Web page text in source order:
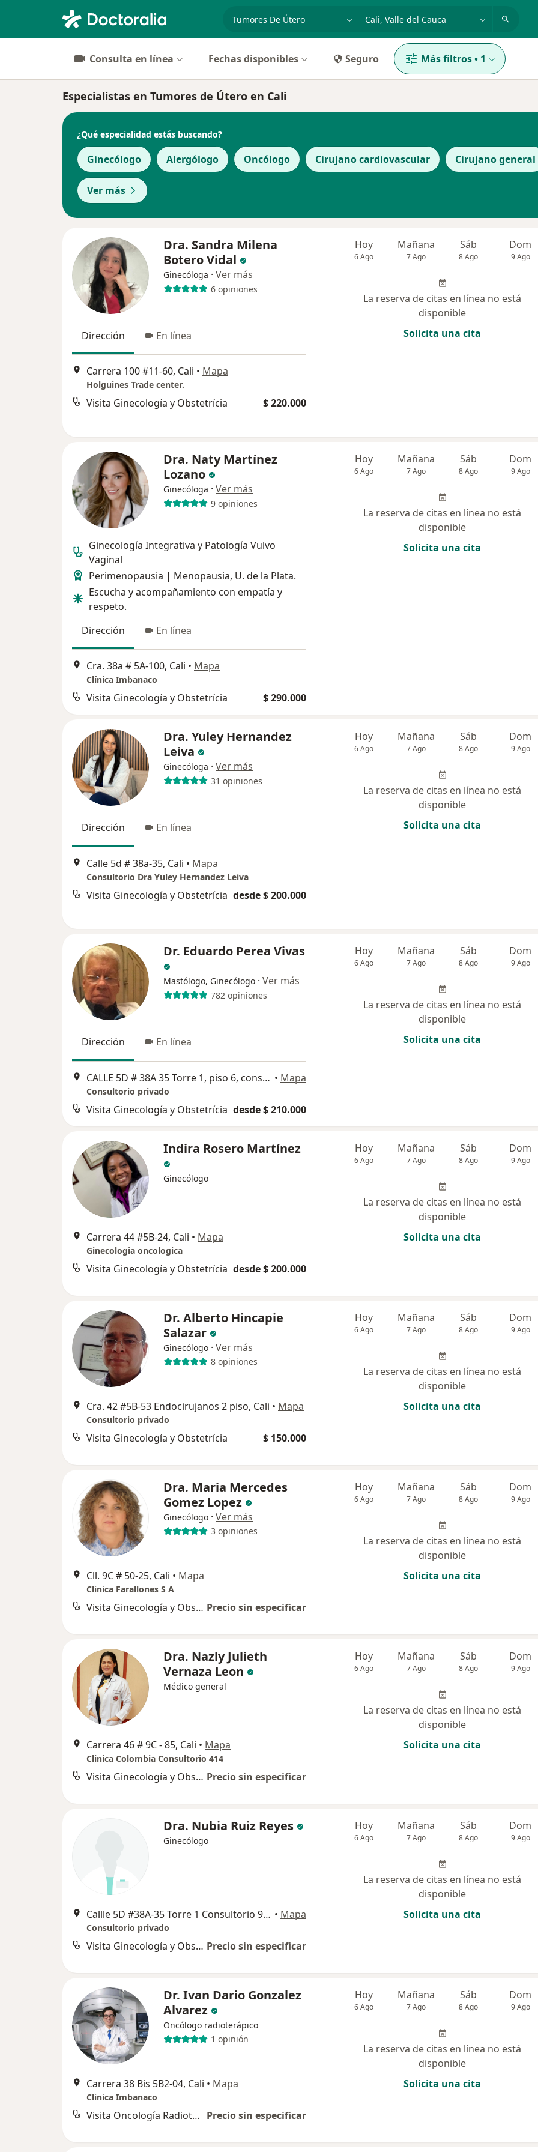
especialidad, enfermedad o nombre
Consulta en línea Fechas disponibles Seguro Más filtros• 1
Especialistas en Tumores de Útero en Cali
¿Qué especialidad estás buscando?
Ginecólogo Alergólogo Oncólogo Cirujano cardiovascular Cirujano general
Ver más
Dra. Sandra Milena
Botero Vidal
Ginecóloga · Ver más
6 opiniones
Dirección En línea
Carrera 100 #11-60, Cali • Mapa
Holguines Trade center.
Visita Ginecología y Obstetrícia $ 220.000
Hoy
6 Ago
Mañana
7 Ago
Sáb
8 Ago
Dom
9 Ago
La reserva de citas en línea no está
disponible
Solicita una cita
Dra. Naty Martínez
Lozano
Ginecóloga · Ver más
9 opiniones
Ginecología Integrativa y Patología Vulvo
Vaginal
Perimenopausia | Menopausia, U. de la Plata.
Escucha y acompañamiento con empatía y
respeto.
Dirección
En línea
Cra. 38a # 5A-100, Cali • Mapa
Clínica Imbanaco
Visita Ginecología y Obstetrícia $ 290.000
Hoy
6 Ago
Mañana
7 Ago
Sáb
8 Ago
Dom
9 Ago
La reserva de citas en línea no está
disponible
Solicita una cita
Dra. Yuley Hernandez
Leiva
Ginecóloga · Ver más
31 opiniones
Dirección En línea
Calle 5d # 38a-35, Cali • Mapa
Consultorio Dra Yuley Hernandez Leiva
Visita Ginecología y Obstetrícia desde $ 200.000
Hoy
6 Ago
Mañana
7 Ago
Sáb
8 Ago
Dom
9 Ago
La reserva de citas en línea no está
disponible
Solicita una cita
Dr. Eduardo Perea Vivas
Mastólogo, Ginecólogo · Ver más
782 opiniones
Dirección En línea
CALLE 5D # 38A 35 Torre 1, piso 6, consultorio 638 Edificio De Colores, Cali • Mapa
Consultorio privado
Visita Ginecología y Obstetrícia desde $ 210.000
Hoy
6 Ago
Mañana
7 Ago
Sáb
8 Ago
Dom
9 Ago
La reserva de citas en línea no está
disponible
Solicita una cita
Indira Rosero Martínez
Ginecólogo
Carrera 44 #5B-24, Cali • Mapa
Ginecologia oncologica
Visita Ginecología y Obstetrícia desde $ 200.000
Hoy
6 Ago
Mañana
7 Ago
Sáb
8 Ago
Dom
9 Ago
La reserva de citas en línea no está
disponible
Solicita una cita
Dr. Alberto Hincapie
Salazar
Ginecólogo · Ver más
8 opiniones
Cra. 42 #5B-53 Endocirujanos 2 piso, Cali • Mapa
Consultorio privado
Visita Ginecología y Obstetrícia $ 150.000
Hoy
6 Ago
Mañana
7 Ago
Sáb
8 Ago
Dom
9 Ago
La reserva de citas en línea no está
disponible
Solicita una cita
Dra. Maria Mercedes
Gomez Lopez
Ginecólogo · Ver más
3 opiniones
Cll. 9C # 50-25, Cali • Mapa
Clinica Farallones S A
Visita Ginecología y Obstetrícia Precio sin especificar
Hoy
6 Ago
Mañana
7 Ago
Sáb
8 Ago
Dom
9 Ago
La reserva de citas en línea no está
disponible
Solicita una cita
Dra. Nazly Julieth
Vernaza Leon
Médico general
Carrera 46 # 9C - 85, Cali • Mapa
Clinica Colombia Consultorio 414
Visita Ginecología y Obstetrícia Precio sin especificar
Hoy
6 Ago
Mañana
7 Ago
Sáb
8 Ago
Dom
9 Ago
La reserva de citas en línea no está
disponible
Solicita una cita
Dra. Nubia Ruiz Reyes
Ginecólogo
Callle 5D #38A-35 Torre 1 Consultorio 92727, Cali • Mapa
Consultorio privado
Visita Ginecología y Obstetrícia Precio sin especificar
Hoy
6 Ago
Mañana
7 Ago
Sáb
8 Ago
Dom
9 Ago
La reserva de citas en línea no está
disponible
Solicita una cita
Dr. Ivan Dario Gonzalez
Alvarez
Oncólogo radioterápico
1 opinión
Carrera 38 Bis 5B2-04, Cali • Mapa
Clinica Imbanaco
Visita Oncología Radioterápica Precio sin especificar
Hoy
6 Ago
Mañana
7 Ago
Sáb
8 Ago
Dom
9 Ago
La reserva de citas en línea no está
disponible
Solicita una cita